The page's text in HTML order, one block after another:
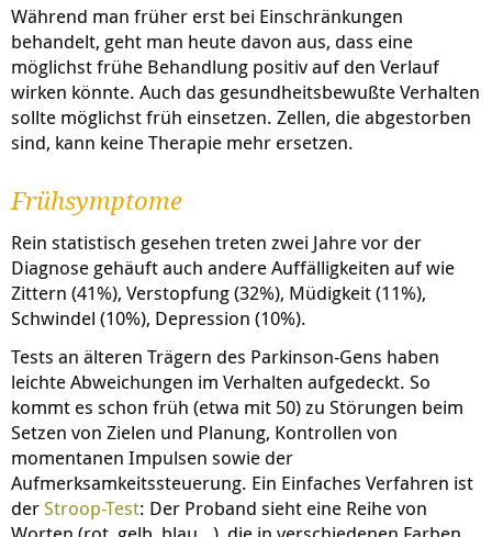
Während man früher erst bei Einschränkungen
behandelt, geht man heute davon aus, dass eine
möglichst frühe Behandlung positiv auf den Verlauf
wirken könnte. Auch das gesundheitsbewußte Verhalten
sollte möglichst früh einsetzen. Zellen, die abgestorben
sind, kann keine Therapie mehr ersetzen.
Frühsymptome
Rein statistisch gesehen treten zwei Jahre vor der
Diagnose gehäuft auch andere Auffälligkeiten auf wie
Zittern (41%), Verstopfung (32%), Müdigkeit (11%),
Schwindel (10%), Depression (10%).
Tests an älteren Trägern des Parkinson-Gens haben
leichte Abweichungen im Verhalten aufgedeckt. So
kommt es schon früh (etwa mit 50) zu Störungen beim
Setzen von Zielen und Planung, Kontrollen von
momentanen Impulsen sowie der
Aufmerksamkeitssteuerung. Ein Einfaches Verfahren ist
derStroop-Test: Der Proband sieht eine Reihe von